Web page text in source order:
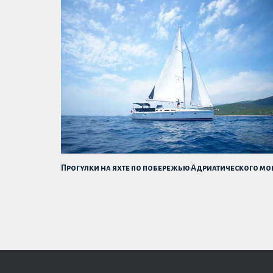
Прогулки на яхте по побережью Адриатического